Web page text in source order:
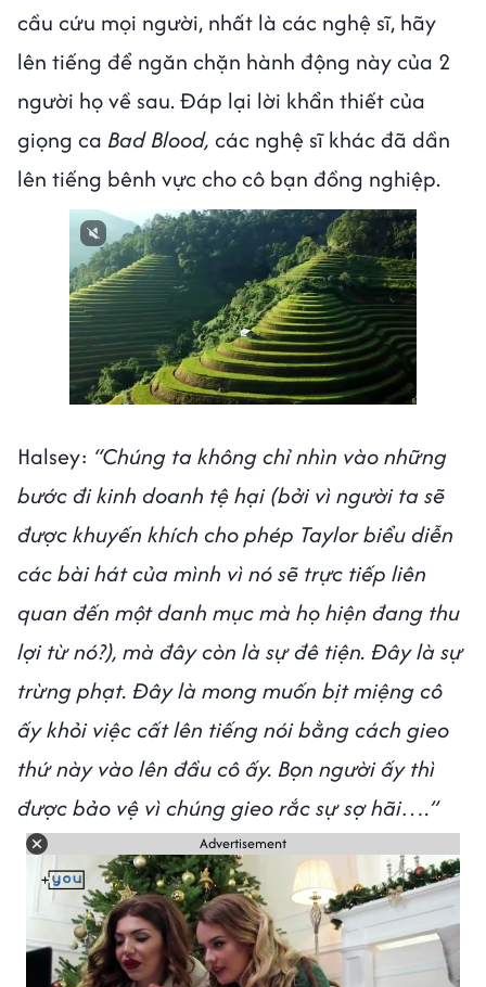
cầu cứu mọi người, nhất là các nghệ sĩ, hãy
lên tiếng để ngăn chặn hành động này của 2
người họ về sau. Đáp lại lời khẩn thiết của
giọng ca Bad Blood, các nghệ sĩ khác đã dần
lên tiếng bênh vực cho cô bạn đồng nghiệp.
Halsey: “Chúng ta không chỉ nhìn vào những
bước đi kinh doanh tệ hại (bởi vì người ta sẽ
được khuyến khích cho phép Taylor biểu diễn
các bài hát của mình vì nó sẽ trực tiếp liên
quan đến một danh mục mà họ hiện đang thu
lợi từ nó?), mà đây còn là sự đê tiện. Đây là sự
trừng phạt. Đây là mong muốn bịt miệng cô
ấy khỏi việc cất lên tiếng nói bằng cách gieo
thứ này vào lên đầu cô ấy. Bọn người ấy thì
được bảo vệ vì chúng gieo rắc sự sợ hãi….”
Advertisement